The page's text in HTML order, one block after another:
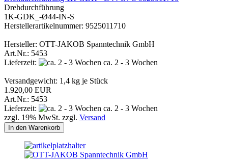
Drehdurchführung
1K-GDK_-Ø44-IN-S
Herstellerartikelnummer: 9525011710
Hersteller: OTT-JAKOB Spanntechnik GmbH
Art.Nr.: 5453
Lieferzeit:
ca. 2 - 3 Wochen
Versandgewicht: 1,4 kg je Stück
1.920,00 EUR
Art.Nr.: 5453
Lieferzeit:
ca. 2 - 3 Wochen
zzgl. 19% MwSt. zzgl. Versand
In den Warenkorb